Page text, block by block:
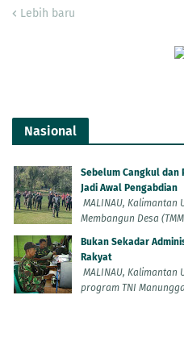
Lebih baru
Nasional
Sebelum Cangkul dan
Jadi Awal Pengabdian
MALINAU, Kalimantan
Membangun Desa
Bukan Sekadar
Rakyat
MALINAU, Kalimantan
program TNI